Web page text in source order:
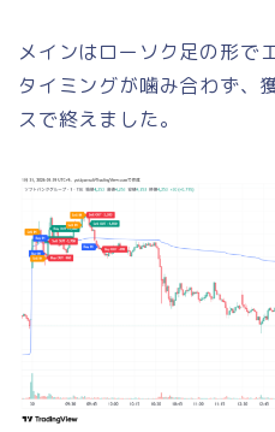
メインはローソク足の形で
タイミングが噛み合わず、
スで終えました。